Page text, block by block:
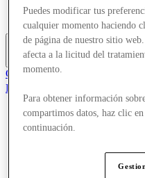
Servicios
Más
Club
Elementos guardados
es
Ofertas
Puedes modificar tus
cualquier momento haciendo
de página de nuestro sitio
afecta a la licitud del
momento.
Para obtener información
compartimos datos, haz clic
continuación.